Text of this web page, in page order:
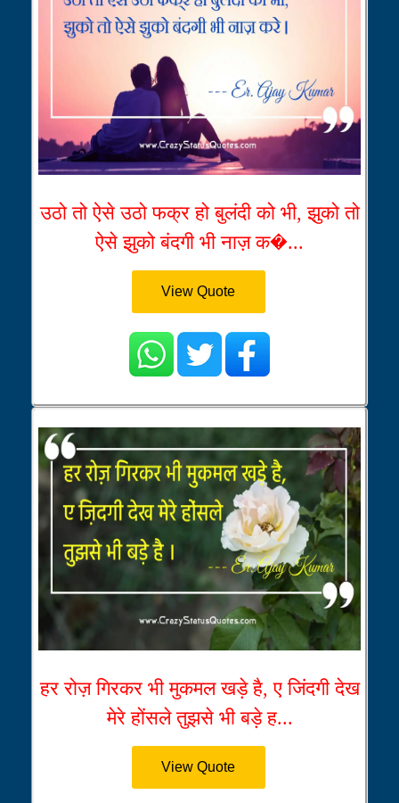
उठो तो ऐसे उठो फक्र हो बुलंदी को भी, झुको तो
ऐसे झुको बंदगी भी नाज़ क�...
View Quote
हर रोज़ गिरकर भी मुकमल खड़े है, ए जिंदगी देख
मेरे होंसले तुझसे भी बड़े ह...
View Quote